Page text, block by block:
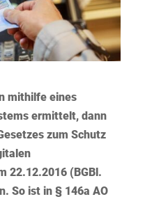
mithilfe eines
ermittelt, dann
zum Schutz
22.12.2016 (BGBl.
So ist in § 146a AO